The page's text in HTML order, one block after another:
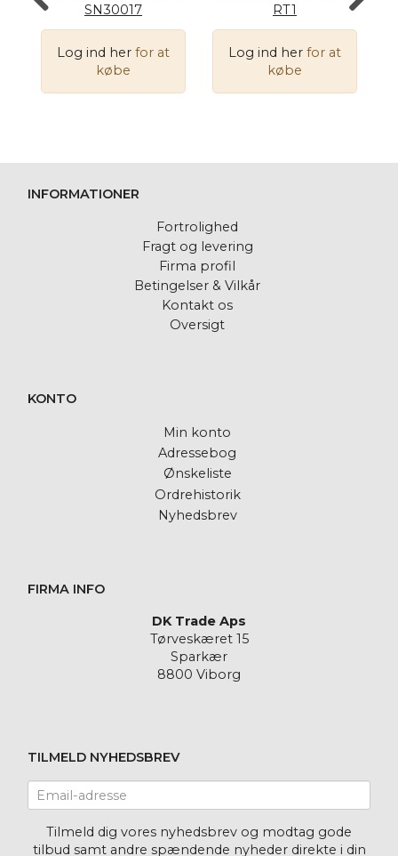
SN30017
Log ind her for at
købe
RT1
Log ind her for at
købe
INFORMATIONER
Fortrolighed
Fragt og levering
Firma profil
Betingelser & Vilkår
Kontakt os
Oversigt
KONTO
Min konto
Adressebog
Ønskeliste
Ordrehistorik
Nyhedsbrev
FIRMA INFO
DK Trade Aps
Tørveskæret 15
Sparkær
8800 Viborg
TILMELD NYHEDSBREV
adresse
Tilmeld dig vores nyhedsbrev og modtag gode
tilbud samt andre spændende nyheder direkte i din